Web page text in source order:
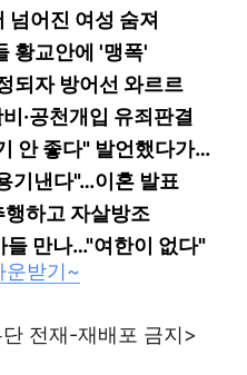
넘어진 여성 숨져
황교안에 '맹폭'
되자 방어선 와르르
·공천개입 유죄판결
안 좋다" 발언했다가…
기낸다"…이혼 발표
하고 자살방조
만나…"여한이 없다"
운받기~
전재-재배포 금지>